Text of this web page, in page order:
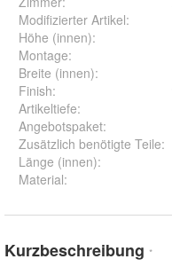
Modifizierter Artikel:
Höhe (innen):
Montage:
Breite (innen):
Finish:
Artikeltiefe:
Angebotspaket:
Zusätzlich benötigte Teile:
Länge (innen):
Material:
Kurzbeschreibung *